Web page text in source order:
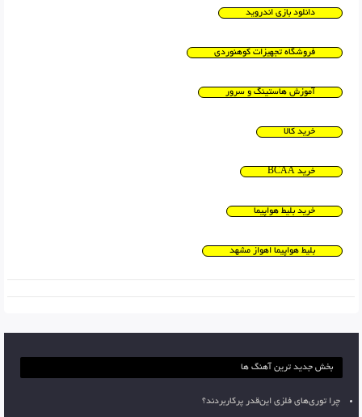
دانلود بازی اندروید
فروشگاه تجهیزات کوهنوردی
آموزش هاستینگ و سرور
خرید کالا
خرید BCAA
خرید بلیط هواپیما
بلیط هواپیما اهواز مشهد
بخش جدید ترین آهنگ ها
چرا توری‌های فلزی این‌قدر پرکاربردند؟